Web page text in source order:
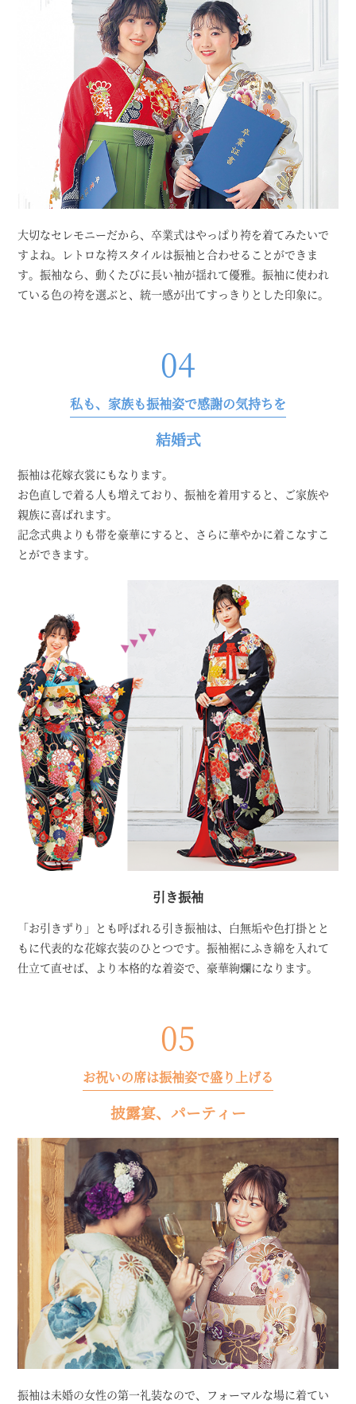
大切なセレモニーだから、卒業式はやっぱり袴を着てみたいで
すよね。レトロな袴スタイルは振袖と合わせることができま
す。振袖なら、動くたびに長い袖が揺れて優雅。振袖に使われ
ている色の袴を選ぶと、統一感が出てすっきりとした印象に。
04
私も、家族も振袖姿で感謝の気持ちを
結婚式
振袖は花嫁衣裳にもなります。
お色直しで着る人も増えており、振袖を着用すると、ご家族や
親族に喜ばれます。
記念式典よりも帯を豪華にすると、さらに華やかに着こなすこ
とができます。
引き振袖
「お引きずり」とも呼ばれる引き振袖は、白無垢や色打掛とと
もに代表的な花嫁衣装のひとつです。振袖裾にふき綿を入れて
仕立て直せば、より本格的な着姿で、豪華絢爛になります。
05
お祝いの席は振袖姿で盛り上げる
披露宴、パーティー
振袖は未婚の女性の第一礼装なので、フォーマルな場に着てい